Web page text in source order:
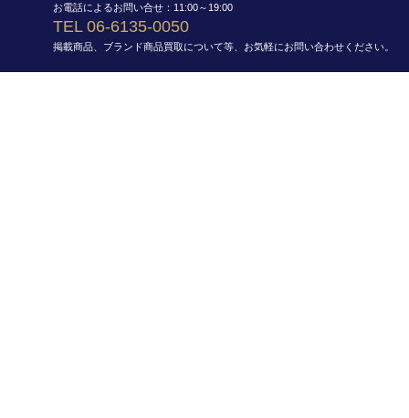
お電話によるお問い合せ：11:00～19:00
TEL 06-6135-0050
掲載商品、ブランド商品買取について等、お気軽にお問い合わせください。